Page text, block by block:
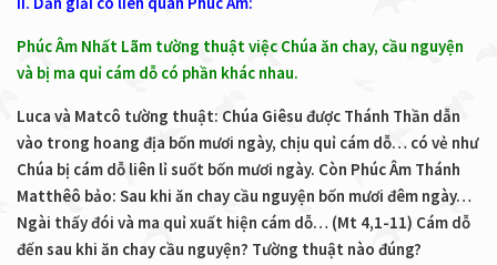
Phúc Âm Nhất Lãm tường thuật việc Chúa ăn chay, cầu nguyện
và bị ma quỉ cám dỗ có phần khác nhau.
Luca và Matcô tường thuật: Chúa Giêsu được Thánh Thần dẫn
vào trong hoang địa bốn mươi ngày, chịu quỉ cám dỗ… có vẻ như
Chúa bị cám dỗ liên lỉ suốt bốn mươi ngày. Còn Phúc Âm Thánh
Matthêô bảo: Sau khi ăn chay cầu nguyện bốn mươi đêm ngày…
Ngài thấy đói và ma quỉ xuất hiện cám dỗ… (Mt 4,1-11) Cám dỗ
đến sau khi ăn chay cầu nguyện? Tường thuật nào đúng?